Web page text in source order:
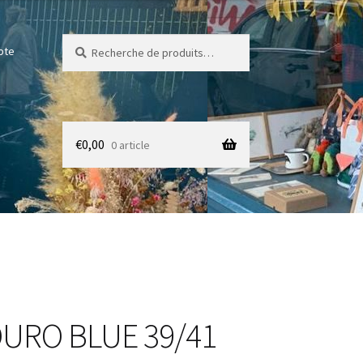
Recherche
pour :
Recherche
€0,00 0 article
BLUE 39/41